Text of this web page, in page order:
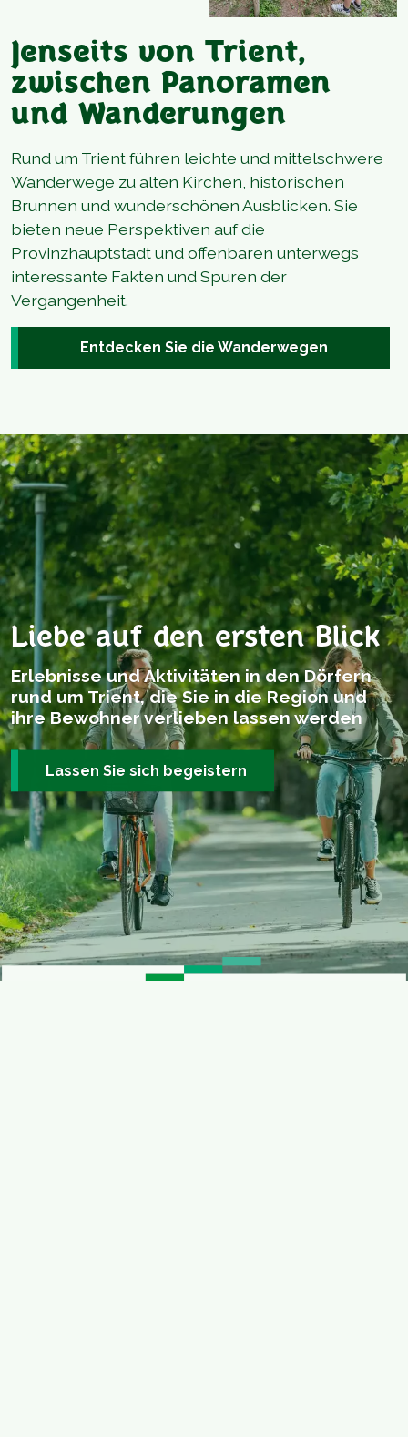
Jenseits von Trient,
zwischen Panoramen
und Wanderungen
Rund um Trient führen leichte und mittelschwere
Wanderwege zu alten Kirchen, historischen
Brunnen und wunderschönen Ausblicken. Sie
bieten neue Perspektiven auf die
Provinzhauptstadt und offenbaren unterwegs
interessante Fakten und Spuren der
Vergangenheit.
Entdecken Sie die Wanderwegen
Liebe auf den ersten Blick
Erlebnisse und Aktivitäten in den Dörfern
rund um Trient, die Sie in die Region und
ihre Bewohner verlieben lassen werden
Lassen Sie sich begeistern